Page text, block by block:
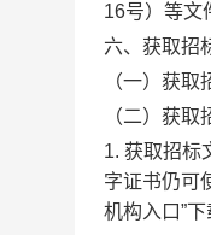
16号）等文
六、获取招
（一）获取
（二）获取
1. 获取招标
字证书仍可
机构入口”下